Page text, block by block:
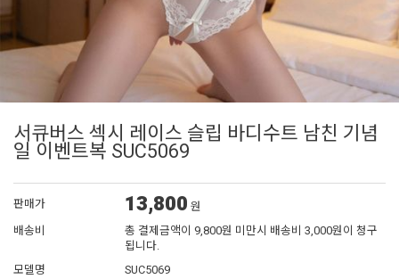
서큐버스 섹시 레이스 슬립 바디수트 남친 기념
일 이벤트복 SUC5069
판매가 13,800 원
배송비
총 결제금액이 9,800원 미만시 배송비 3,000원이 청구
됩니다.
모델명
SUC5069